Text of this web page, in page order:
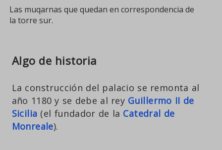
Las muqarnas que quedan en correspondencia de
la torre sur.
Algo de historia
La construcción del palacio se remonta al
año 1180 y se debe al rey Guillermo II de
Sicilia (el fundador de la Catedral de
Monreale).